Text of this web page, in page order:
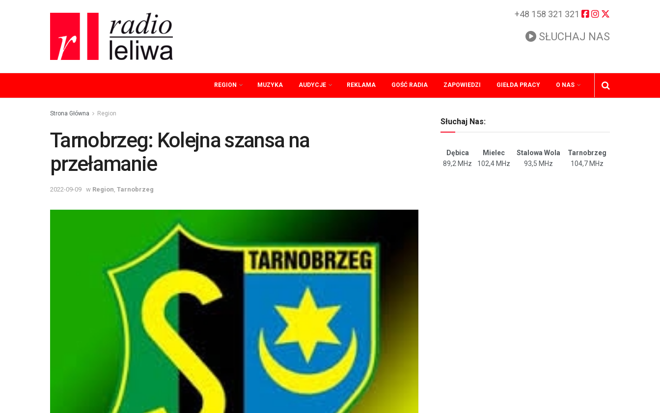
+48 158 321 321
SŁUCHAJ NAS
REGION MUZYKA AUDYCJE REKLAMA GOŚĆ RADIA ZAPOWIEDZI GIEŁDA PRACY O NAS
Strona Główna Region
Tarnobrzeg: Kolejna szansa na
przełamanie
2022-09-09 w Region Tarnobrzeg
Słuchaj Nas:
Dębica Mielec Stalowa Wola
Tarnobrzeg
89,2 MHz
102,4 MHz 93,5 MHz 104,7 MHz